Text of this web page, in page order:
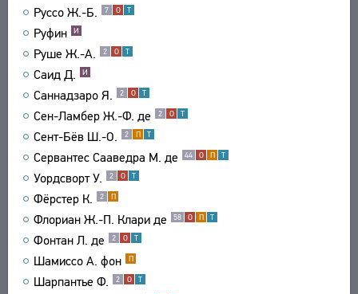
Руссо Ж.-Б. 7 О Т
Руфин И
Руше Ж.-А. 2 О Т
Саид Д. И
Саннадзаро Я. 2 О Т
Сен-Ламбер Ж.-Ф. де 2 О Т
Сент-Бёв Ш.-О. 2 П Т
Сервантес Сааведра М. де 44 О П Т
Уордсворт У. 2 О Т
Фёрстер К. 2 П
Флориан Ж.-П. Клари де 58 О П Т
Фонтан Л. де 2 О Т
Шамиссо А. фон П
Шарпантье Ф. 2 О Т